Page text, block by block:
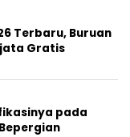
Terbaru, Buruan
Gratis
pada